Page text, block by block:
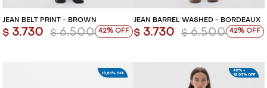
JEAN BELT PRINT - BROWN
$ 3.730 $ 6.500 42
JEAN BARREL WASHED - BORDEAUX
$ 3.730 $ 6.500 42